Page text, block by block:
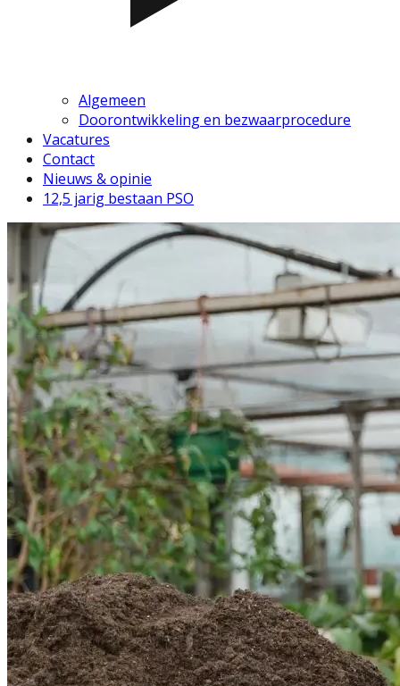
Algemeen
Doorontwikkeling en bezwaarprocedure
Vacatures
Contact
Nieuws & opinie
12,5 jarig bestaan PSO